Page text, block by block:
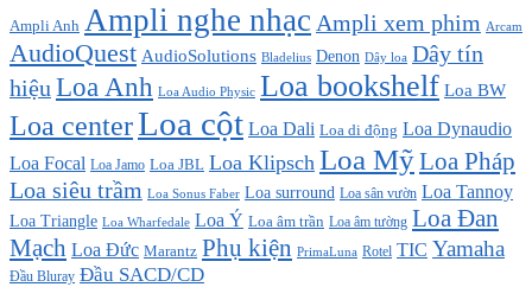
Ampli Anh Ampli nghe nhạc Ampli xem phim Arcam
AudioQuest AudioSolutions Bladelius Denon Dây loa Dây tín
hiệu Loa Anh Loa Audio Physic Loa bookshelf Loa BW
Loa centerLoa cột Loa Dali Loa di động Loa Dynaudio
Loa Focal Loa Jamo Loa JBL Loa Klipsch Loa MỹLoa Pháp
Loa siêu trầm Loa Sonus Faber Loa surround Loa sân vườn Loa Tannoy
Loa Triangle Loa Wharfedale Loa Ý Loa âm trần Loa âm tường Loa Đan
Mạch Loa Đức Marantz Phụ kiện PrimaLuna Rotel TIC Yamaha
Đầu Bluray Đầu SACD/CD